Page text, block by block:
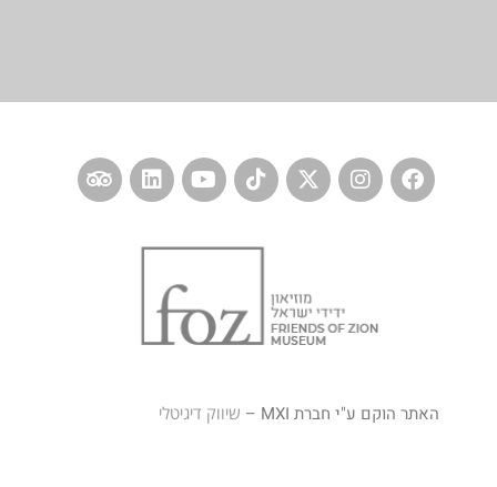
האתר הוקם ע"י חברת MXI – שיווק דיגיטלי